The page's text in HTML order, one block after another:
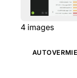
4 images